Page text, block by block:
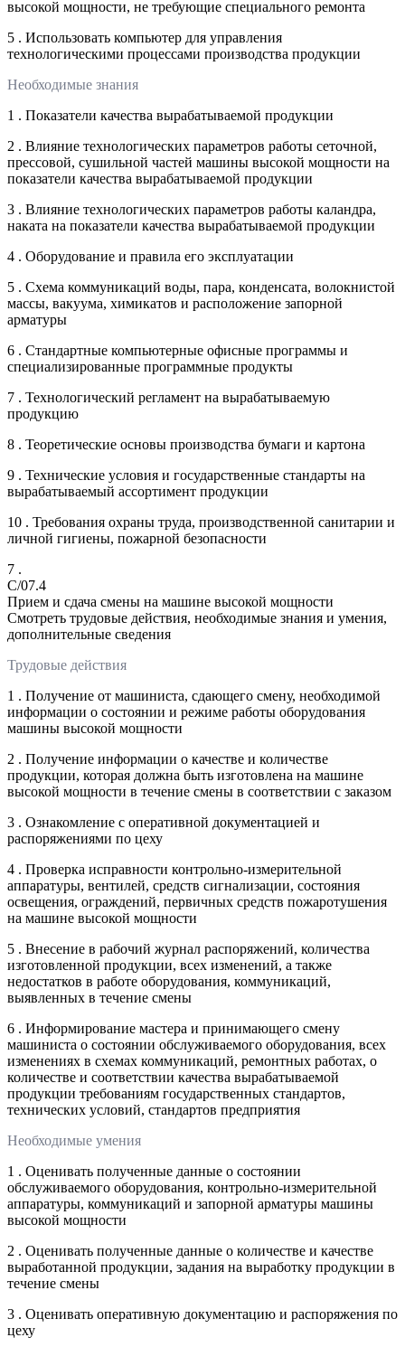
высокой мощности, не требующие специального ремонта
5 . Использовать компьютер для управления
технологическими процессами производства продукции
Необходимые знания
1 . Показатели качества вырабатываемой продукции
2 . Влияние технологических параметров работы сеточной,
прессовой, сушильной частей машины высокой мощности на
показатели качества вырабатываемой продукции
3 . Влияние технологических параметров работы каландра,
наката на показатели качества вырабатываемой продукции
4 . Оборудование и правила его эксплуатации
5 . Схема коммуникаций воды, пара, конденсата, волокнистой
массы, вакуума, химикатов и расположение запорной
арматуры
6 . Стандартные компьютерные офисные программы и
специализированные программные продукты
7 . Технологический регламент на вырабатываемую
продукцию
8 . Теоретические основы производства бумаги и картона
9 . Технические условия и государственные стандарты на
вырабатываемый ассортимент продукции
10 . Требования охраны труда, производственной санитарии и
личной гигиены, пожарной безопасности
7 .
C/07.4
Прием и сдача смены на машине высокой мощности
Смотреть трудовые действия, необходимые знания и умения,
дополнительные сведения
Трудовые действия
1 . Получение от машиниста, сдающего смену, необходимой
информации о состоянии и режиме работы оборудования
машины высокой мощности
2 . Получение информации о качестве и количестве
продукции, которая должна быть изготовлена на машине
высокой мощности в течение смены в соответствии с заказом
3 . Ознакомление с оперативной документацией и
распоряжениями по цеху
4 . Проверка исправности контрольно-измерительной
аппаратуры, вентилей, средств сигнализации, состояния
освещения, ограждений, первичных средств пожаротушения
на машине высокой мощности
5 . Внесение в рабочий журнал распоряжений, количества
изготовленной продукции, всех изменений, а также
недостатков в работе оборудования, коммуникаций,
выявленных в течение смены
6 . Информирование мастера и принимающего смену
машиниста о состоянии обслуживаемого оборудования, всех
изменениях в схемах коммуникаций, ремонтных работах, о
количестве и соответствии качества вырабатываемой
продукции требованиям государственных стандартов,
технических условий, стандартов предприятия
Необходимые умения
1 . Оценивать полученные данные о состоянии
обслуживаемого оборудования, контрольно-измерительной
аппаратуры, коммуникаций и запорной арматуры машины
высокой мощности
2 . Оценивать полученные данные о количестве и качестве
выработанной продукции, задания на выработку продукции в
течение смены
3 . Оценивать оперативную документацию и распоряжения по
цеху